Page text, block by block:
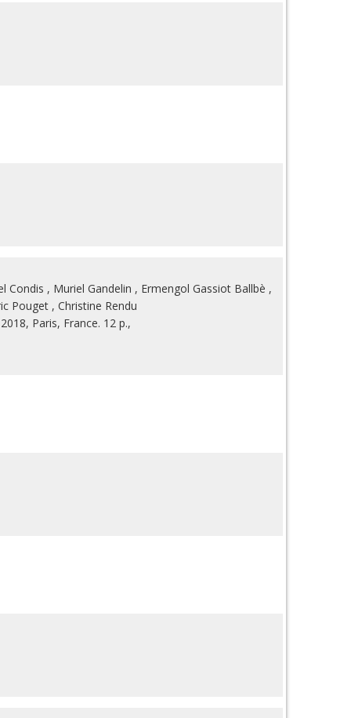
Condis , Muriel Gandelin , Ermengol Gassiot Ballbè ,
Pouget , Christine Rendu
Paris, France. 12 p.,